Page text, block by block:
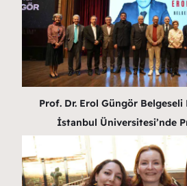
Prof. Dr. Erol Güngör Belgeseli
İstanbul Üniversitesi’nde